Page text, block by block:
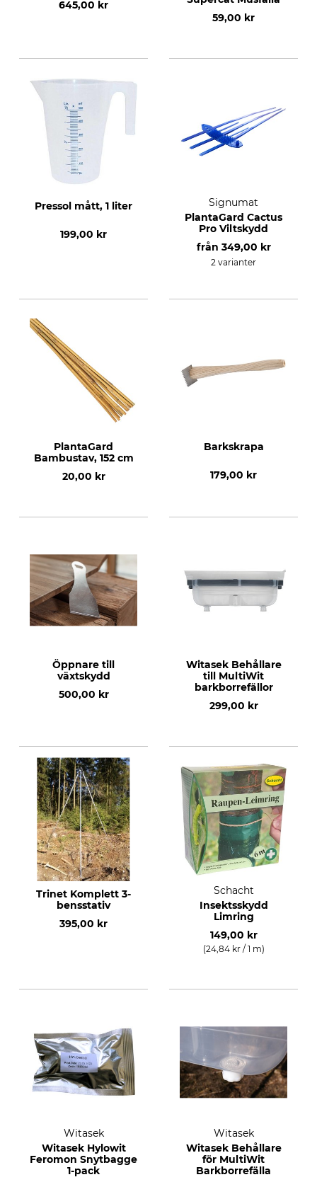
645,00 kr
59,00 kr
Pressol mått, 1 liter
199,00 kr
Signumat
PlantaGard Cactus
Pro Viltskydd
från 349,00 kr
2 varianter
PlantaGard
Bambustav, 152 cm
20,00 kr
Barkskrapa
179,00 kr
Öppnare till
växtskydd
500,00 kr
Witasek Behållare
till MultiWit
barkborrefällor
299,00 kr
Trinet Komplett 3-
bensstativ
395,00 kr
Schacht
Insektsskydd
Limring
149,00 kr
(24,84 kr / 1 m)
Witasek
Witasek Hylowit
Feromon Snytbagge
1-pack
Witasek
Witasek Behållare
för MultiWit
Barkborrefälla